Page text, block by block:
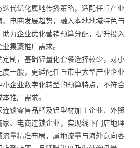
代优化属地传播策略，适配任丘产业
电商发展趋势，融入本地地域特色与
力企业优化营销预算分配，提升投入
集聚推广需求。
制，基础轻量化套餐选择较少，对小
一般，更适配任丘市中大型产业企业
企业数字化转型的预算特点，不符合
推广需求。
锁零售品牌及铝型材加工企业、外贸
、电商连锁企业，实现线下门店地理
量精准布局，属地流量与海外意向客